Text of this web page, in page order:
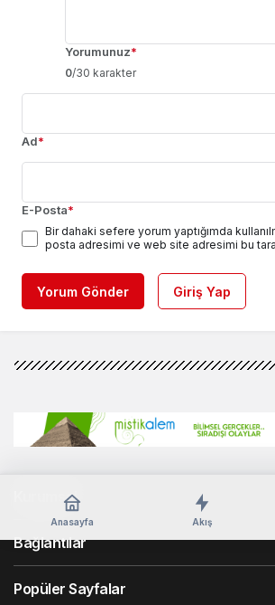
Yorumunuz*
0/30 karakter
Ad*
E-Posta*
Bir dahaki sefere yorum yaptığımda
posta adresimi ve web site adresimi bu
Yorum Gönder Giriş Yap
Anasayfa Akış
Kurumsal
Bağlantılar
Popüler Sayfalar